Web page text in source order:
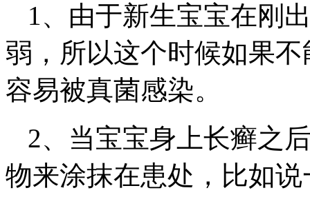
1、由于新生宝宝在刚
弱，所以这个时候如果
容易被真菌感染。
2、当宝宝身上长癣之
物来涂抹在患处，比如